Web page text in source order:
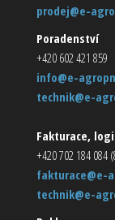
prodej@e-
Poradenství
+420 602 421 859
info@e-
technik@e-
Fakturace,
+420 702 184 084
fakturace@e-
technik@e-